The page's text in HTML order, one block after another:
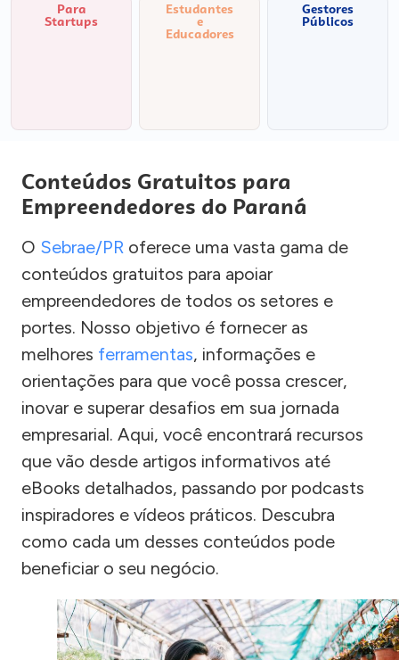
Para
Startups
Estudantes
e
Educadores
Gestores
Públicos
Conteúdos Gratuitos para
Empreendedores do Paraná
O Sebrae/PR oferece uma vasta gama de
conteúdos gratuitos para apoiar
empreendedores de todos os setores e
portes. Nosso objetivo é fornecer as
melhores ferramentas, informações e
orientações para que você possa crescer,
inovar e superar desafios em sua jornada
empresarial. Aqui, você encontrará recursos
que vão desde artigos informativos até
eBooks detalhados, passando por podcasts
inspiradores e vídeos práticos. Descubra
como cada um desses conteúdos pode
beneficiar o seu negócio.